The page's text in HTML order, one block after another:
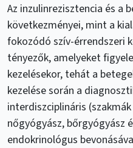
Az inzulinrezisztencia és a
következményei, mint a
fokozódó szív-érrendszeri
tényezők, amelyeket
kezelésekor, tehát a
kezelése során a
interdiszciplináris
nőgyógyász, bőrgyógyász
endokrinológus